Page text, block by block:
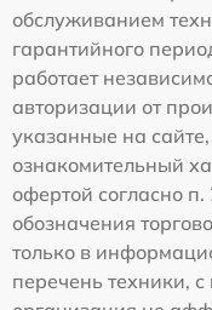
обслуживанием
гарантийного
работает
авторизации от
указанные на
ознакомительный
офертой согласно
обозначения
только в
перечень техники,